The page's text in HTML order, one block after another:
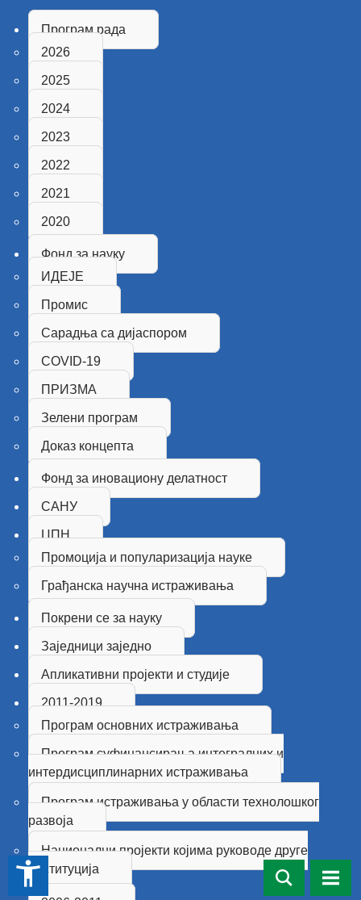
Програм рада
2026
2025
2024
2023
2022
2021
2020
Фонд за науку
ИДЕЈЕ
Промис
Сарадња са дијаспором
COVID-19
ПРИЗМА
Зелени програм
Доказ концепта
Фонд за иновациону делатност
САНУ
ЦПН
Промоција и популаризација науке
Грађанска научна истраживања
Покрени се за науку
Заједници заједно
Апликативни пројекти и студије
2011-2019
Програм основних истраживања
Програм суфинансирања интегралних и
интердисциплинарних истраживања
Програм истраживања у области технолошког
развоја
Национални пројекти којима руководе друге
институција
accessibility_new